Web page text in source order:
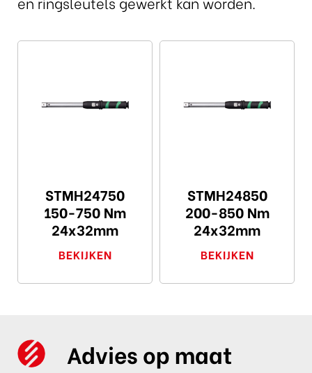
STMH24750
150-750 Nm
24x32mm
BEKIJKEN
STMH24850
200-850 Nm
24x32mm
BEKIJKEN
Advies op maat